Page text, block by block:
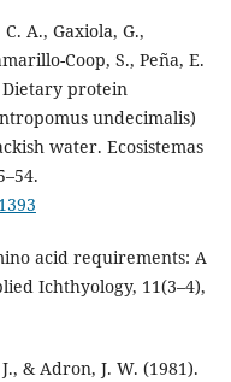
A., Gaxiola, G.,
Coop, S., Peña, E.
Dietary protein
undecimalis)
water. Ecosistemas
acid requirements: A
Ichthyology, 11(3–4),
& Adron, J. W. (1981).